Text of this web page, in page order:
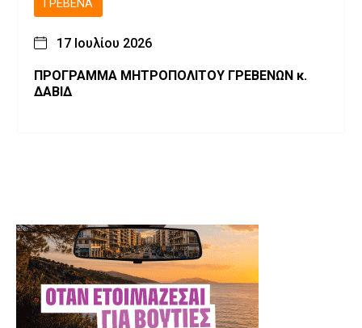
ΓΡΕΒΕΝΆ
17 Ιουλίου 2026
ΠΡΟΓΡΑΜΜΑ ΜΗΤΡΟΠΟΛΙΤΟΥ ΓΡΕΒΕΝΩΝ κ.
ΔΑΒΙΔ